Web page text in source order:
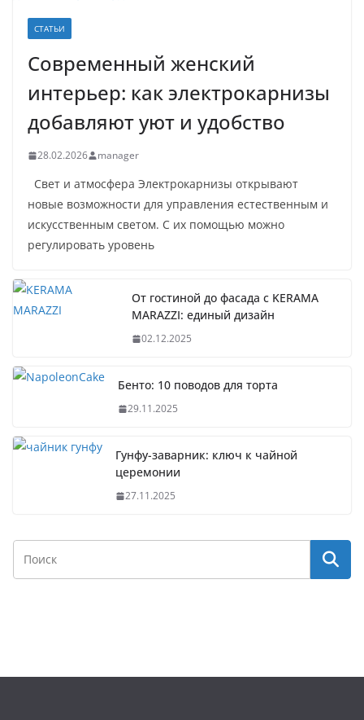
СТАТЬИ
Современный женский
интерьер: как электрокарнизы
добавляют уют и удобство
28.02.2026 manager
Свет и атмосфера Электрокарнизы открывают
новые возможности для управления естественным и
искусственным светом. С их помощью можно
регулировать уровень
От гостиной до фасада с KERAMA
MARAZZI: единый дизайн
02.12.2025
Бенто: 10 поводов для торта
29.11.2025
Гунфу-заварник: ключ к чайной
церемонии
27.11.2025